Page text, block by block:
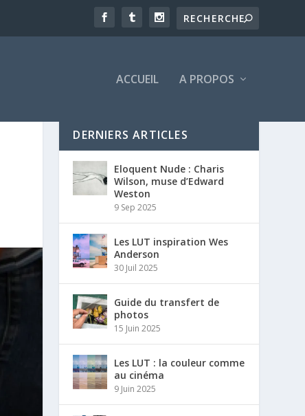
ACCUEIL A PROPOS
DERNIERS ARTICLES
Eloquent Nude : Charis
Wilson, muse d’Edward
Weston
9 Sep 2025
Les LUT inspiration Wes
Anderson
30 Juil 2025
Guide du transfert de
photos
15 Juin 2025
Les LUT : la couleur comme
au cinéma
9 Juin 2025